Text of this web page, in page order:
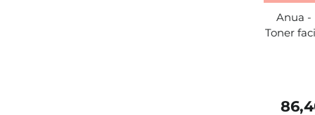
Anua -
Toner